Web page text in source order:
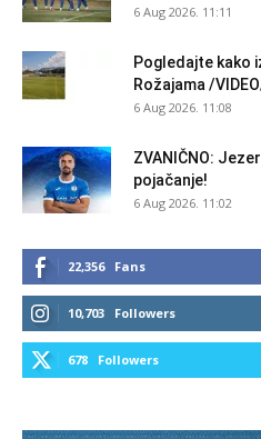
6 Aug 2026. 11:11
Pogledajte kako
Rožajama /
6 Aug 2026. 11:08
ZVANIČNO:
pojačanje!
6 Aug 2026. 11:02
22,356 Fans
10,703 Followers
678 Followers